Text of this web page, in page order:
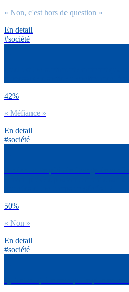
« Non, c'est hors de question »
En detail
#société
42%
« Méfiance »
En detail
#société
50%
« Non »
En detail
#société